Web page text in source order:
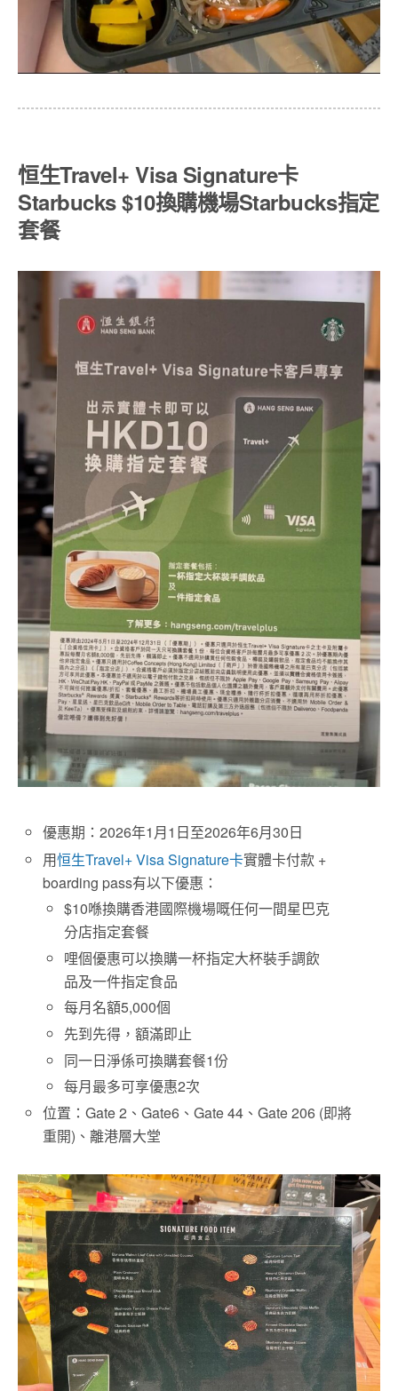
恒生Travel+ Visa Signature卡
Starbucks $10換購機場Starbucks指定
套餐
優惠期：2026年1月1日至2026年6月30日
用恒生Travel+ Visa Signature卡實體卡付款 +
boarding pass有以下優惠：
$10喺換購香港國際機場嘅任何一間星巴克
分店指定套餐
哩個優惠可以換購一杯指定大杯裝手調飲
品及一件指定食品
每月名額5,000個
先到先得，額滿即止
同一日淨係可換購套餐1份
每月最多可享優惠2次
位置：Gate 2、Gate6、Gate 44、Gate 206 (即將
重開)、離港層大堂